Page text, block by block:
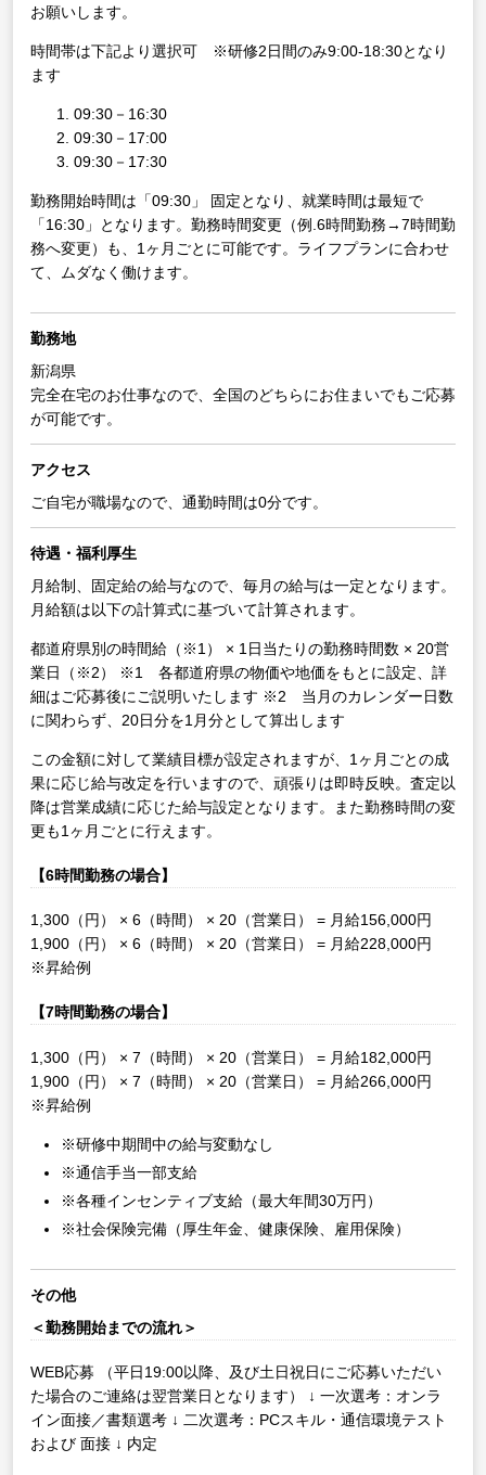
お願いします。
時間帯は下記より選択可 ※研修2日間のみ9:00-18:30となり
ます
09:30－16:30
09:30－17:00
09:30－17:30
勤務開始時間は「09:30」 固定となり、就業時間は最短で
「16:30」となります。勤務時間変更（例.6時間勤務→7時間勤
務へ変更）も、1ヶ月ごとに可能です。ライフプランに合わせ
て、ムダなく働けます。
勤務地
新潟県
完全在宅のお仕事なので、全国のどちらにお住まいでもご応募
が可能です。
アクセス
ご自宅が職場なので、通勤時間は0分です。
待遇・福利厚生
月給制、固定給の給与なので、毎月の給与は一定となります。
月給額は以下の計算式に基づいて計算されます。
都道府県別の時間給（※1） × 1日当たりの勤務時間数 × 20営
業日（※2）
※1 各都道府県の物価や地価をもとに設定、詳
細はご応募後にご説明いたします ※2 当月のカレンダー日数
に関わらず、20日分を1月分として算出します
この金額に対して業績目標が設定されますが、1ヶ月ごとの成
果に応じ給与改定を行いますので、頑張りは即時反映。査定以
降は営業成績に応じた給与設定となります。また勤務時間の変
更も1ヶ月ごとに行えます。
【6時間勤務の場合】
1,300（円） × 6（時間） × 20（営業日） = 月給156,000円
1,900（円） × 6（時間） × 20（営業日） = 月給228,000円
※昇給例
【7時間勤務の場合】
1,300（円） × 7（時間） × 20（営業日） = 月給182,000円
1,900（円） × 7（時間） × 20（営業日） = 月給266,000円
※昇給例
※研修中期間中の給与変動なし
※通信手当一部支給
※各種インセンティブ支給（最大年間30万円）
※社会保険完備（厚生年金、健康保険、雇用保険）
その他
＜勤務開始までの流れ＞
WEB応募 （平日19:00以降、及び土日祝日にご応募いただい
た場合のご連絡は翌営業日となります）
↓ 一次選考：オンラ
イン面接／書類選考 ↓ 二次選考：PCスキル・通信環境テスト
および 面接 ↓ 内定